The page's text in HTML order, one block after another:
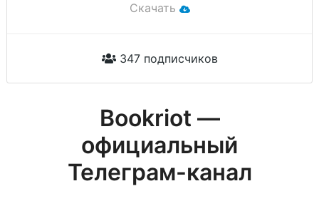
Скачать
347 подписчиков
Bookriot —
официальный
Телеграм-канал